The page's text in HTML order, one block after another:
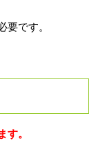
要です。
す。